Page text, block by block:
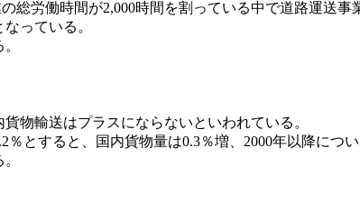
総労働時間が2,000時間を割っている中で道路運送
っている。
物輸送はプラスにならないといわれている。
とすると、国内貨物量は0.3％増、2000年以降につ